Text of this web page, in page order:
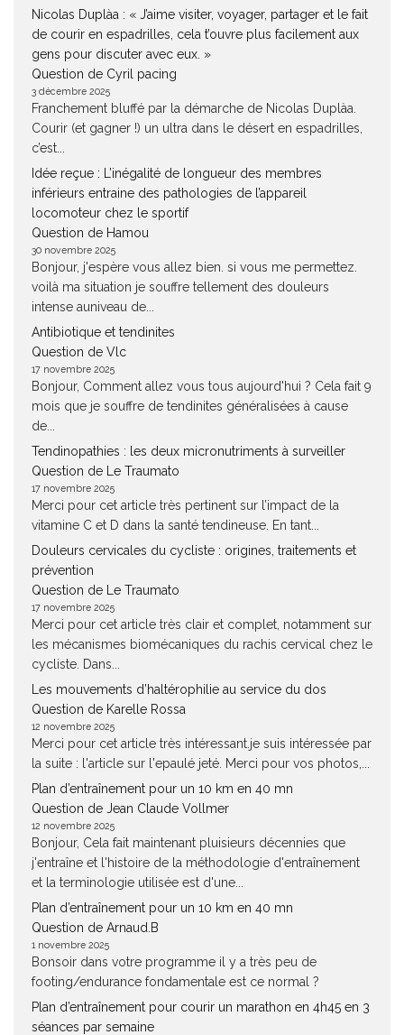
Nicolas Duplàa : « J’aime visiter, voyager, partager et le fait
de courir en espadrilles, cela t’ouvre plus facilement aux
gens pour discuter avec eux. »
Question de Cyril pacing
3 décembre 2025
Franchement bluffé par la démarche de Nicolas Duplàa.
Courir (et gagner !) un ultra dans le désert en espadrilles,
c’est...
Idée reçue : L’inégalité de longueur des membres
inférieurs entraine des pathologies de l’appareil
locomoteur chez le sportif
Question de Hamou
30 novembre 2025
Bonjour, j'espère vous allez bien. si vous me permettez.
voilà ma situation je souffre tellement des douleurs
intense auniveau de...
Antibiotique et tendinites
Question de Vlc
17 novembre 2025
Bonjour, Comment allez vous tous aujourd'hui ? Cela fait 9
mois que je souffre de tendinites généralisées à cause
de...
Tendinopathies : les deux micronutriments à surveiller
Question de Le Traumato
17 novembre 2025
Merci pour cet article très pertinent sur l’impact de la
vitamine C et D dans la santé tendineuse. En tant...
Douleurs cervicales du cycliste : origines, traitements et
prévention
Question de Le Traumato
17 novembre 2025
Merci pour cet article très clair et complet, notamment sur
les mécanismes biomécaniques du rachis cervical chez le
cycliste. Dans...
Les mouvements d’haltérophilie au service du dos
Question de Karelle Rossa
12 novembre 2025
Merci pour cet article très intéressant.je suis intéressée par
la suite : l'article sur l'epaulé jeté. Merci pour vos photos,...
Plan d’entraînement pour un 10 km en 40 mn
Question de Jean Claude Vollmer
12 novembre 2025
Bonjour, Cela fait maintenant pluisieurs décennies que
j'entraîne et l'histoire de la méthodologie d'entraînement
et la terminologie utilisée est d'une...
Plan d’entraînement pour un 10 km en 40 mn
Question de Arnaud.B
1 novembre 2025
Bonsoir dans votre programme il y a très peu de
footing/endurance fondamentale est ce normal ?
Plan d’entraînement pour courir un marathon en 4h45 en 3
séances par semaine